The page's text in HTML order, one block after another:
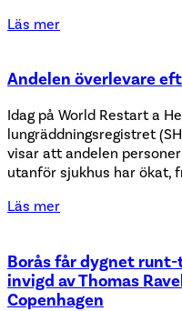
Läs mer
Andelen överlevare
Idag på World Restart a
lungräddningsregistret
visar att andelen
utanför sjukhus har ökat,
Läs mer
Borås får dygnet
invigd av Thomas
Copenhagen